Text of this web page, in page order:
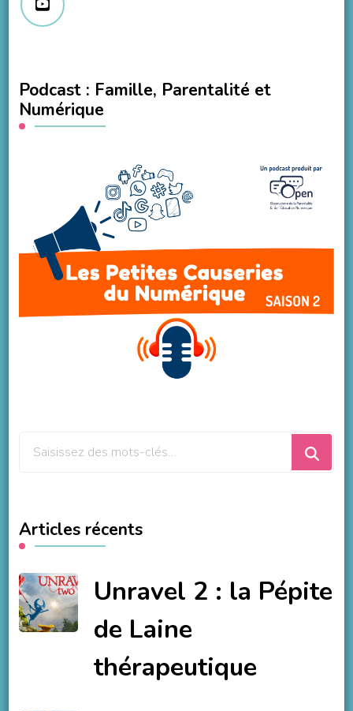
Podcast : Famille, Parentalité et
Numérique
?
Articles récents
Unravel 2 : la Pépite
de Laine
thérapeutique